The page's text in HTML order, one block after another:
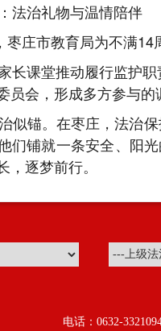
法治礼物与温情陪伴
枣庄市教育局为不满
长课堂推动履行监护
员会，形成多方参与的
似锚。在枣庄，法治保
们铺就一条安全、阳
逐梦前行。
电话：0632-